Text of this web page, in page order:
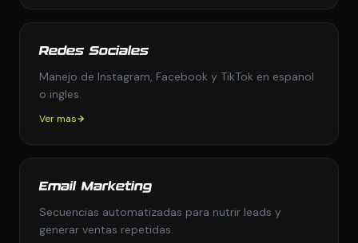
Redes Sociales
Manejo de Instagram, Facebook y TikTok en espanol
o ingles.
Ver mas
Email Marketing
Secuencias automatizadas para nutrir leads y
generar ventas repetidas.